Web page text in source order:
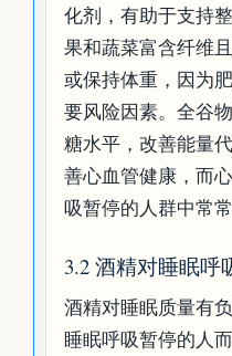
化剂，有助于支持
果和蔬菜富含纤维
或保持体重，因为
要风险因素。全谷
糖水平，改善能量
善心血管健康，而
吸暂停的人群中常常
3.2 酒精对睡眠呼
酒精对睡眠质量有
睡眠呼吸暂停的人